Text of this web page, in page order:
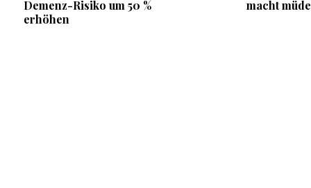
Demenz-Risiko um 50 %
erhöhen
macht müde